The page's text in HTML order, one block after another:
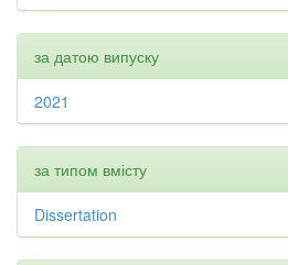
за датою випуску
2021
за типом вмісту
Dissertation